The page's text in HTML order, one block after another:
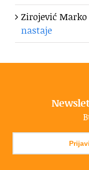
Zirojević Marko
nastaje